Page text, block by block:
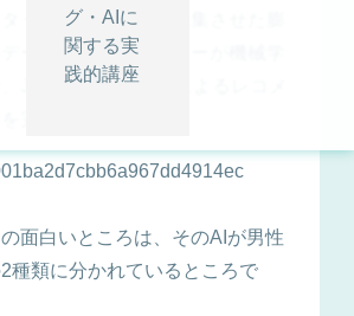
グ・AIに
関する実
践的講座
タッフの目利き力を結集させた膨
データをコンピューターが機械学
、JINSオリジナルAIによるレコメ
面白いところは、そのAIが男性
種類に分かれているところで